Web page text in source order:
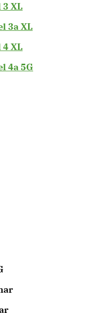
3 XL
3a XL
4 XL
4a 5G